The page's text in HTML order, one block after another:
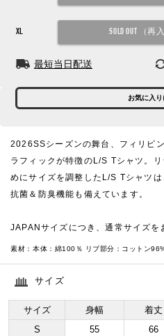
XL
最短当日配送
お気に入り
2026SSシーズンの舞台、フィリピ
ラフィックが特徴のL/S Tシャツ。
めにサイズを調整したL/S Tシャツは
抗菌＆防臭機能も備えています。
JAPANサイズにつき、通常サイズを
素材： 本体：綿100％ リブ部分：コットン
サイズ
サイズ 身幅 着丈
S
55 66